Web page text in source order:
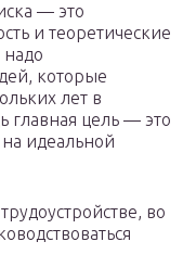
— это
и теоретические
которые
лет в
главная цель — это
идеальной
во